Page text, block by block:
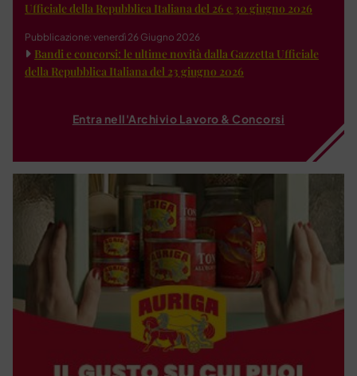
Ufficiale della Repubblica Italiana del 26 e 30 giugno 2026
Pubblicazione: venerdì 26 Giugno 2026
Bandi e concorsi: le ultime novità dalla Gazzetta Ufficiale
della Repubblica Italiana del 23 giugno 2026
Entra nell'Archivio Lavoro & Concorsi